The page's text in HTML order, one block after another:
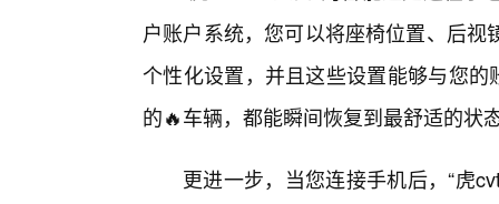
户账户系统，您可以将座椅位置、后
个性化设置，并且这些设置能够与您的
的🔥车辆，都能瞬间恢复到最舒适的状
更进一步，当您连接手机后，“虎